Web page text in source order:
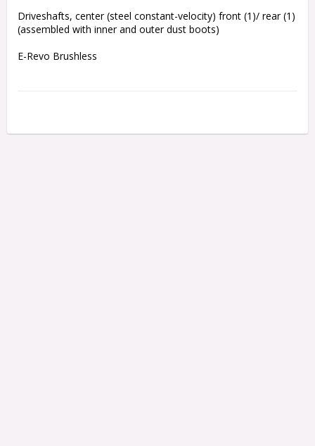
Driveshafts, center (steel constant-velocity) front (1)/ rear (1)
(assembled with inner and outer dust boots)
E-Revo Brushless